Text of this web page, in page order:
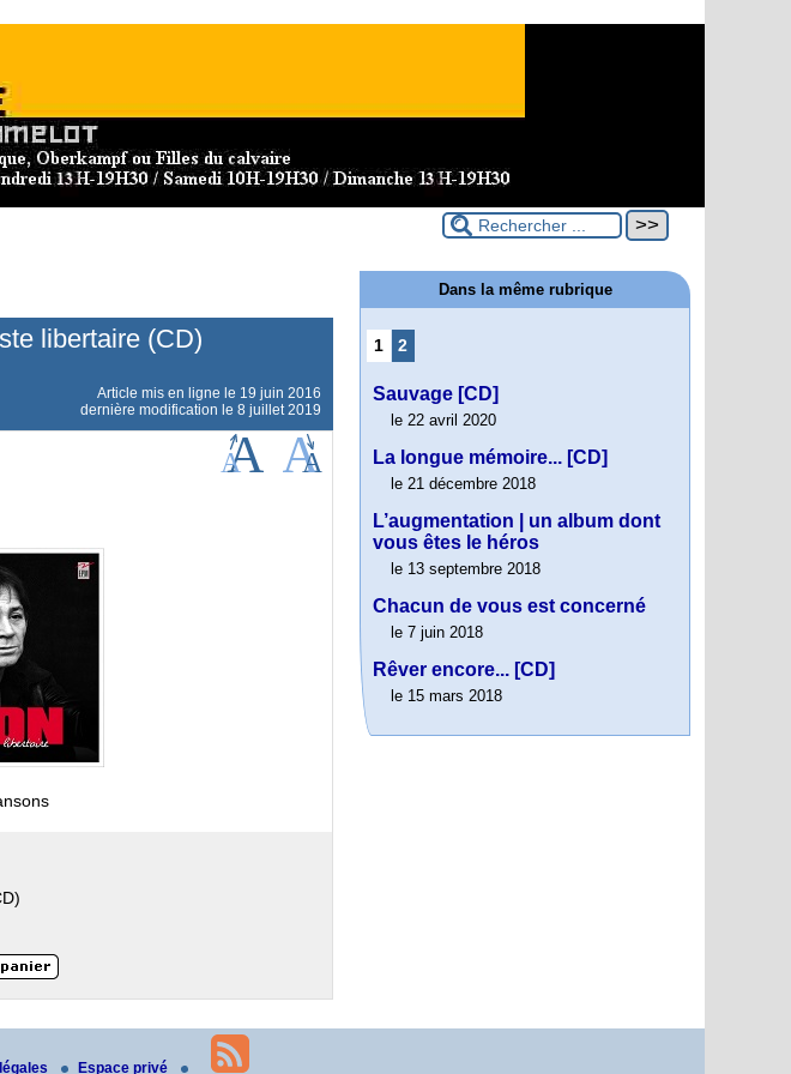
libertaire (CD)
Article mis en ligne le 19 juin 2016
dernière modification le 8 juillet 2019
Dans la même rubrique
1 2
Sauvage [CD]
le 22 avril 2020
La longue mémoire... [CD]
le 21 décembre 2018
L’augmentation | un album dont
vous êtes le héros
le 13 septembre 2018
Chacun de vous est concerné
le 7 juin 2018
Rêver encore... [CD]
le 15 mars 2018
Espace privé